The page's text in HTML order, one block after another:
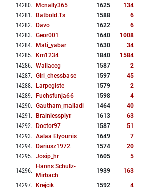
14280. Mcnally365 1625 134
14281 . Batbold.ts 1588 6
14282. Davo 1622 6
14283. Geor001 1640 1008
14284. Mati_yabar 1630 34
14285. Km1234 1840 1584
14286. Wallaceg 1587 2
14287. Giri_chessbase 1597 45
14288. Larpegiste 1579 2
14289. Fuchsfunja66 1598 4
14290. Gautham_malladi 1464 40
14291 . Brainlessplyr 1613 63
14292. Doctor97 1587 51
14293. Aalaa Elyounis 1649 7
14294. Dariusz1972 1574 20
14295. Josip_hr 1605 5
14296.
Hanns Schulz-
Mirbach
1939 163
14297. Krejcik 1592 4